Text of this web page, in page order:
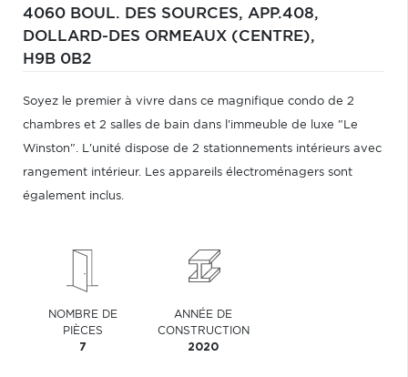
4060 BOUL. DES SOURCES, APP.408,
DOLLARD-DES ORMEAUX (CENTRE),
H9B 0B2
Soyez le premier à vivre dans ce magnifique condo de 2
chambres et 2 salles de bain dans l'immeuble de luxe "Le
Winston". L'unité dispose de 2 stationnements intérieurs avec
rangement intérieur. Les appareils électroménagers sont
également inclus.
NOMBRE DE
PIÈCES
7
ANNÉE DE
CONSTRUCTION
2020